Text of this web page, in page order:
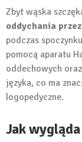
Zbyt wąska
oddychania
podczas
pomocą aparatu
oddechowych
języka, co ma
logopedyczne.
Jak